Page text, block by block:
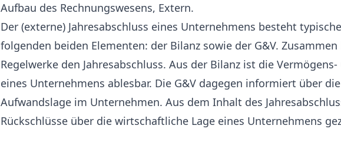
Aufbau des Rechnungswesens, Extern.
Der (externe) Jahresabschluss eines Unternehmens besteht
folgenden beiden Elementen: der Bilanz sowie der G&V.
Regelwerke den Jahresabschluss. Aus der Bilanz ist die
eines Unternehmens ablesbar. Die G&V dagegen informiert über
Aufwandslage im Unternehmen. Aus dem Inhalt des
Rückschlüsse über die wirtschaftliche Lage eines Unternehmens